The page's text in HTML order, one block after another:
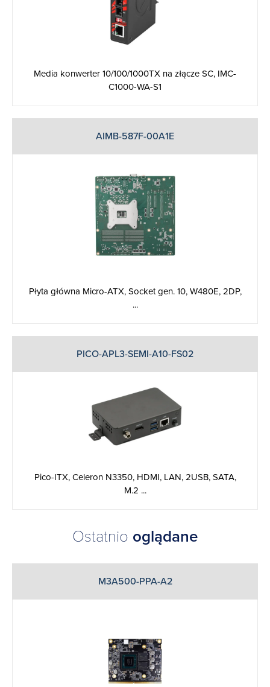
Media konwerter 10/100/1000TX na złącze SC, IMC-
C1000-WA-S1
AIMB-587F-00A1E
Płyta główna Micro-ATX, Socket gen. 10, W480E, 2DP,
...
PICO-APL3-SEMI-A10-FS02
Pico-ITX, Celeron N3350, HDMI, LAN, 2USB, SATA,
M.2 ...
Ostatnio oglądane
M3A500-PPA-A2